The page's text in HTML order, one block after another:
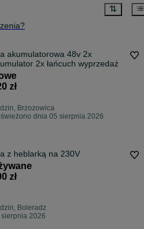
akumulatorowa 48v 2x
2x łańcuch wyprzedaż
zł
Brzozowica
dnia 05 sierpnia 2026
z heblarką na 230V
zł
Boleradz
2026